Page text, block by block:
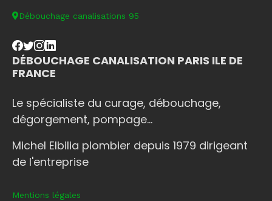
Débouchage canalisations 95
DÉBOUCHAGE CANALISATION PARIS ILE DE
FRANCE
Le spécialiste du curage, débouchage,
dégorgement, pompage...
Michel Elbilia plombier depuis 1979 dirigeant
de l'entreprise
Mentions légales